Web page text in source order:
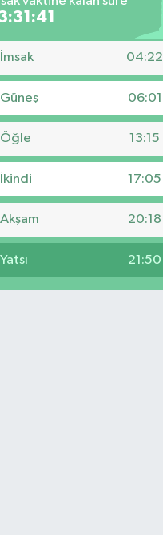
İmsak 04:22
Güneş 06:01
Öğle 13:15
İkindi 17:05
Akşam 20:18
Yatsı 21:50